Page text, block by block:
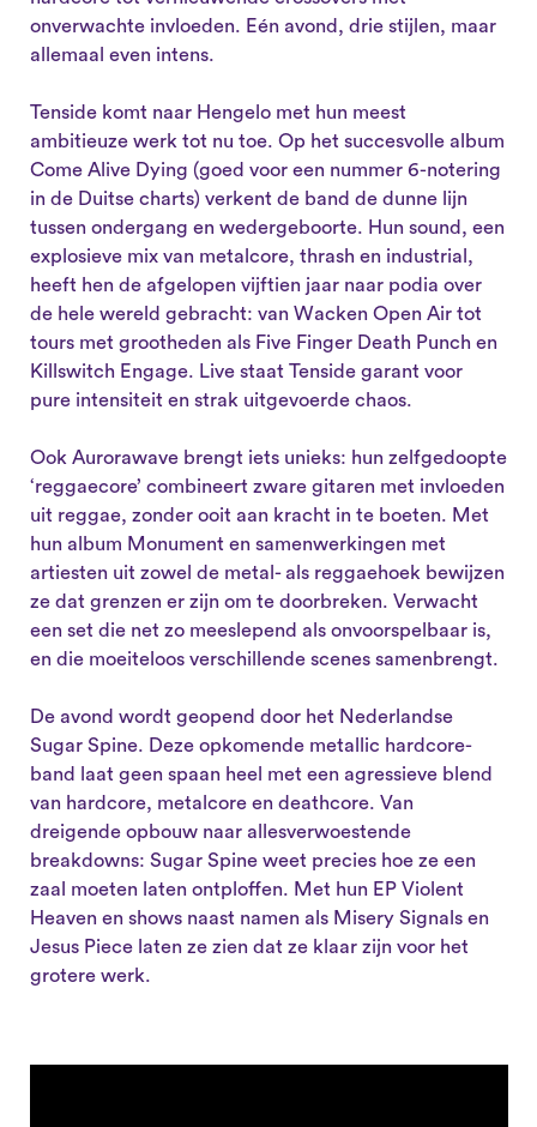
onverwachte invloeden. Eén avond, drie stijlen, maar
allemaal even intens.
Tenside komt naar Hengelo met hun meest
ambitieuze werk tot nu toe. Op het succesvolle album
Come Alive Dying (goed voor een nummer 6-notering
in de Duitse charts) verkent de band de dunne lijn
tussen ondergang en wedergeboorte. Hun sound, een
explosieve mix van metalcore, thrash en industrial,
heeft hen de afgelopen vijftien jaar naar podia over
de hele wereld gebracht: van Wacken Open Air tot
tours met grootheden als Five Finger Death Punch en
Killswitch Engage. Live staat Tenside garant voor
pure intensiteit en strak uitgevoerde chaos.
Ook Aurorawave brengt iets unieks: hun zelfgedoopte
‘reggaecore’ combineert zware gitaren met invloeden
uit reggae, zonder ooit aan kracht in te boeten. Met
hun album Monument en samenwerkingen met
artiesten uit zowel de metal- als reggaehoek bewijzen
ze dat grenzen er zijn om te doorbreken. Verwacht
een set die net zo meeslepend als onvoorspelbaar is,
en die moeiteloos verschillende scenes samenbrengt.
De avond wordt geopend door het Nederlandse
Sugar Spine. Deze opkomende metallic hardcore-
band laat geen spaan heel met een agressieve blend
van hardcore, metalcore en deathcore. Van
dreigende opbouw naar allesverwoestende
breakdowns: Sugar Spine weet precies hoe ze een
zaal moeten laten ontploffen. Met hun EP Violent
Heaven en shows naast namen als Misery Signals en
Jesus Piece laten ze zien dat ze klaar zijn voor het
grotere werk.